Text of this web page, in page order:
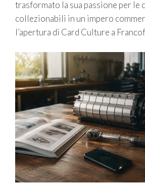
trasformato la sua passione per le
collezionabili in un impero
l’apertura di Card Culture a